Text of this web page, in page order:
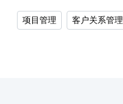
项目管理 客户关系管理